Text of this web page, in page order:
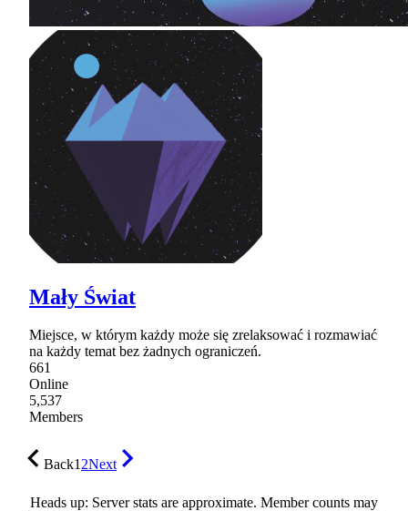
Mały Świat
Miejsce, w którym każdy może się zrelaksować i rozmawiać
na każdy temat bez żadnych ograniczeń.
661
Online
5,537
Members
Back12Next
Heads up: Server stats are approximate. Member counts may